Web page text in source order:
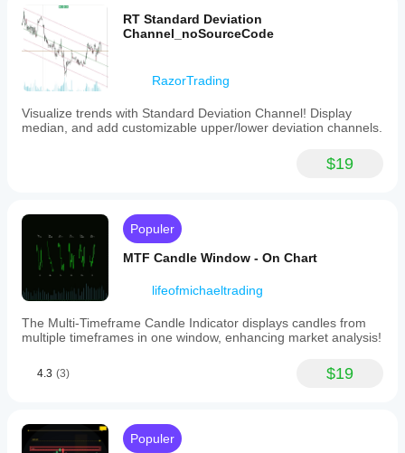
RT Standard Deviation
Channel_noSourceCode
RazorTrading
Visualize trends with Standard Deviation Channel! Display
median, and add customizable upper/lower deviation channels.
$19
Populer
MTF Candle Window - On Chart
lifeofmichaeltrading
The Multi-Timeframe Candle Indicator displays candles from
multiple timeframes in one window, enhancing market analysis!
4.3 (3) $19
Populer